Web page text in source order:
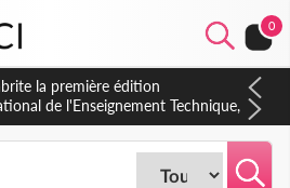
0
délègue une partie de ses
05 cadres, vers sa retraite